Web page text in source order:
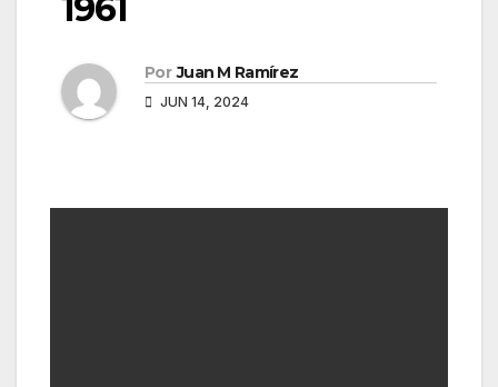
1961
Por Juan M Ramírez
JUN 14, 2024